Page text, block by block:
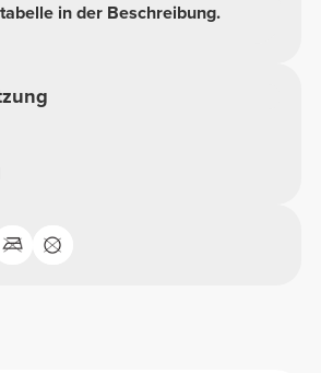
in der Beschreibung.